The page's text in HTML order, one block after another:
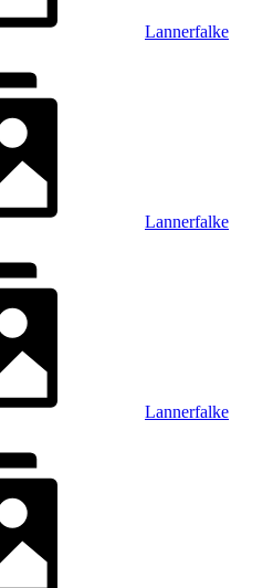
Lannerfalke
Lannerfalke
Lannerfalke